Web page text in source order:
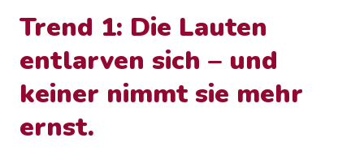
Trend 1: Die Lauten
entlarven sich – und
keiner nimmt sie mehr
ernst.